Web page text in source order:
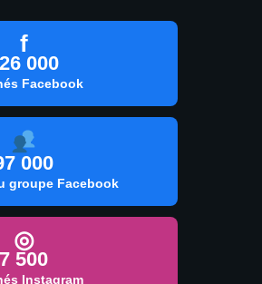
f
000
Facebook
000
groupe Facebook
◎
7 500
Instagram